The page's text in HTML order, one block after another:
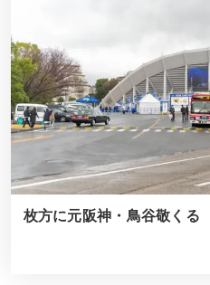
枚方に元阪神・鳥谷敬くる